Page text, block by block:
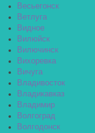
Весьегонск
Ветлуга
Видное
Вилюйск
Вилючинск
Вихоревка
Вичуга
Владивосток
Владикавказ
Владимир
Волгоград
Волгодонск